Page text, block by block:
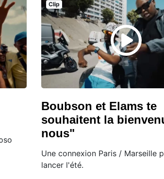
Clip
Boubson et Elams te
souhaitent la
nous"
Une connexion Paris / Marseille
lancer l'été.